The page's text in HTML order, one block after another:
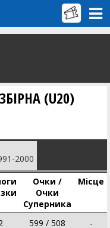
(U20)
2000
Очки /
Очки
Суперника
Місце
599 / 508
-